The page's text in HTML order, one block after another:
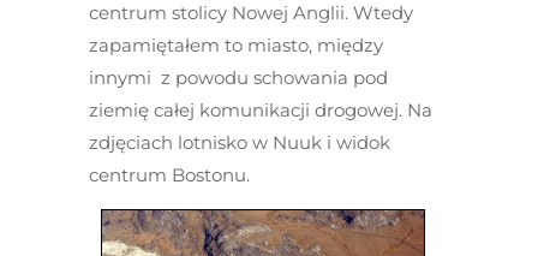
centrum stolicy Nowej Anglii. Wtedy
zapamiętałem to miasto, między
innymi z powodu schowania pod
ziemię całej komunikacji drogowej. Na
zdjęciach lotnisko w Nuuk i widok
centrum Bostonu.